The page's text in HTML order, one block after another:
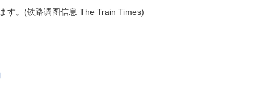
す。(铁路调图信息 The Train Times)